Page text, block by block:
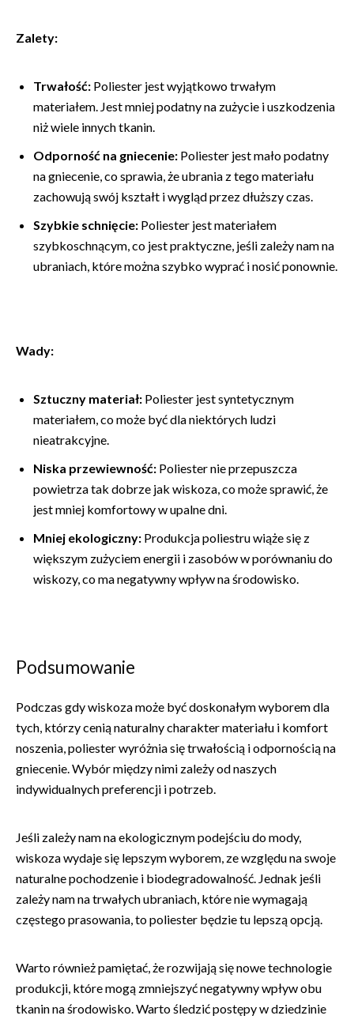
Zalety:
Trwałość: Poliester jest wyjątkowo trwałym
materiałem. Jest mniej podatny na zużycie i uszkodzenia
niż wiele innych tkanin.
Odporność na gniecenie: Poliester jest mało podatny
na gniecenie, co sprawia, że ubrania z tego materiału
zachowują swój kształt i wygląd przez dłuższy czas.
Szybkie schnięcie: Poliester jest materiałem
szybkoschnącym, co jest praktyczne, jeśli zależy nam na
ubraniach, które można szybko wyprać i nosić ponownie.
Wady:
Sztuczny materiał: Poliester jest syntetycznym
materiałem, co może być dla niektórych ludzi
nieatrakcyjne.
Niska przewiewność: Poliester nie przepuszcza
powietrza tak dobrze jak wiskoza, co może sprawić, że
jest mniej komfortowy w upalne dni.
Mniej ekologiczny: Produkcja poliestru wiąże się z
większym zużyciem energii i zasobów w porównaniu do
wiskozy, co ma negatywny wpływ na środowisko.
Podsumowanie
Podczas gdy wiskoza może być doskonałym wyborem dla
tych, którzy cenią naturalny charakter materiału i komfort
noszenia, poliester wyróżnia się trwałością i odpornością na
gniecenie. Wybór między nimi zależy od naszych
indywidualnych preferencji i potrzeb.
Jeśli zależy nam na ekologicznym podejściu do mody,
wiskoza wydaje się lepszym wyborem, ze względu na swoje
naturalne pochodzenie i biodegradowalność. Jednak jeśli
zależy nam na trwałych ubraniach, które nie wymagają
częstego prasowania, to poliester będzie tu lepszą opcją.
Warto również pamiętać, że rozwijają się nowe technologie
produkcji, które mogą zmniejszyć negatywny wpływ obu
tkanin na środowisko. Warto śledzić postępy w dziedzinie